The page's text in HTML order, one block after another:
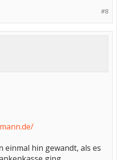
#8
einmal hin gewandt, als es